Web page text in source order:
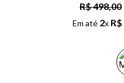
R$ 498,00
Em até 2x R$